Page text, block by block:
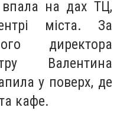
на дах ТЦ,
міста. За
директора
Валентина
у поверх, де
кафе.